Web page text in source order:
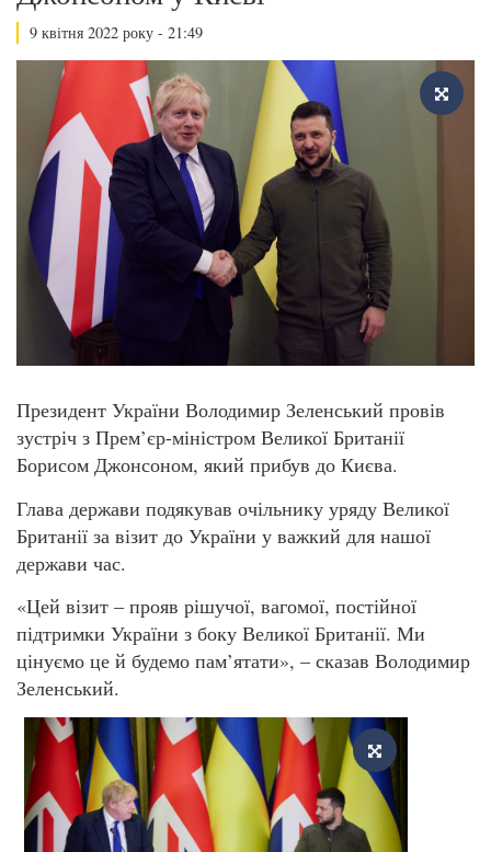
9 квітня 2022 року - 21:49
Президент України Володимир Зеленський провів
зустріч з Прем’єр-міністром Великої Британії
Борисом Джонсоном, який прибув до Києва.
Глава держави подякував очільнику уряду Великої
Британії за візит до України у важкий для нашої
держави час.
«Цей візит – прояв рішучої, вагомої, постійної
підтримки України з боку Великої Британії. Ми
цінуємо це й будемо пам’ятати», – сказав Володимир
Зеленський.